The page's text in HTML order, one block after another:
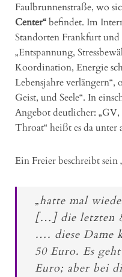
Faulbrunnenstraße, wo
Center“befindet. Im
Standorten Frankfurt
„Entspannung,
Koordination, Energie
Lebensjahre
Geist, und Seele“. In
Angebot deutlicher:
Throat“ heißt es da unter
Ein Freier beschreibt sein
„hatte mal
[…] die letzten
…. diese Dame
50 Euro. Es
Euro; aber bei